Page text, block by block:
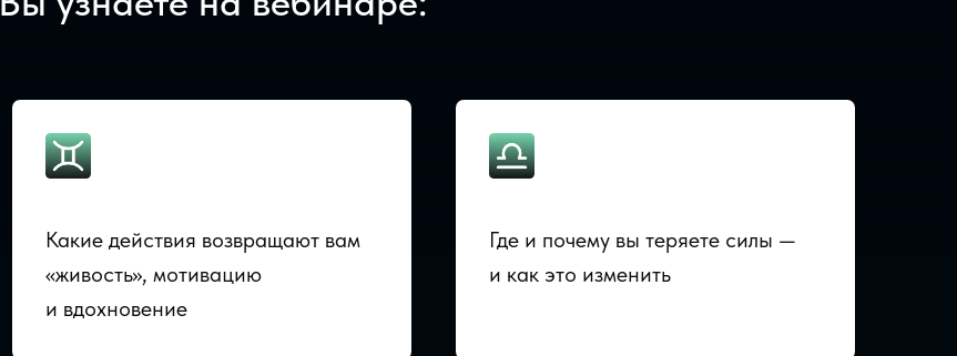
Какие действия возвращают вам
«живость», мотивацию
и вдохновение
Где и почему вы теряете силы —
и как это изменить